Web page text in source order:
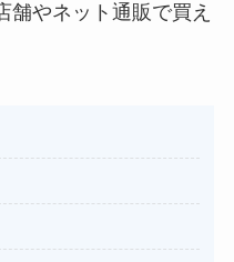
舗やネット通販で買え